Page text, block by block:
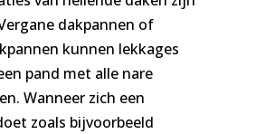
dakpannen of
kunnen lekkages
pand met alle nare
Wanneer zich een
zoals bijvoorbeeld